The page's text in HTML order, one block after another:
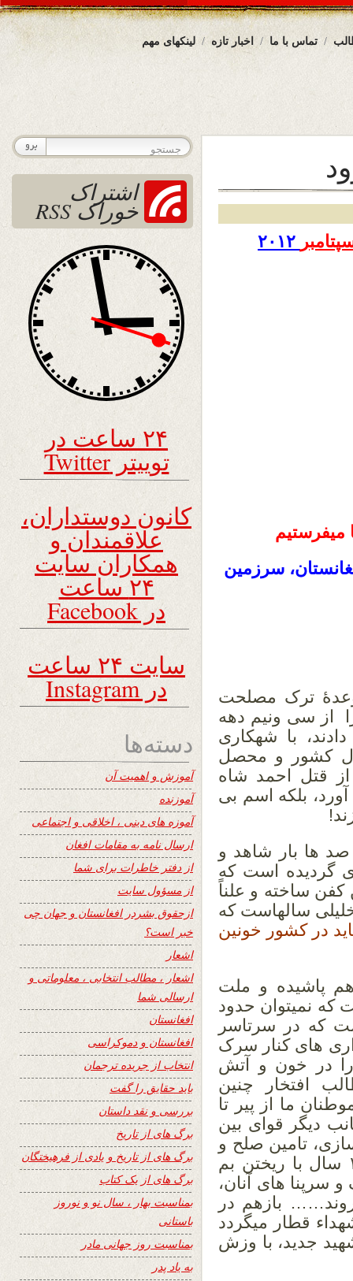
لینکهای مهم اخبار تازه تماس با ما
۲۰۱۲
سرزمین
ترک مصلحت
از سی ونیم دهه
با شهکاری
کشور و محصل
از قتل احمد شاه
بلکه اسم بی
ها بار شاهد و
گردیده است که
ساخته و علناً
سالهاست که
در کشور خونین
هم پاشیده و ملت
که نمیتوان حدود
که در سرتاسر
های کنار سرک
را در خون و آتش
افتخار چنین
ما از پیر تا
دیگر قوای بین
تامین صلح و
اعمار یک افغانستان مترقی«؟!» درین ۱۱ سال با ریختن بم
سرپنا های آنان،
بازهم در
قطار میگردد
جدید، با وزش
اشتراک
خوراک RSS
۲۴ ساعت در
توییتر Twitter
کانون دوستداران،
علاقمندان و
همکاران سایت
۲۴ ساعت
در Facebook
سایت ۲۴ ساعت
در Instagram
دسته‌ها
آموزش و اهمیت آن
آموزنده
آموزه های دینی ، اخلاقی و اجتماعی
ارسال نامه به مقامات افغان
از دفتر خاطرات برای شما
از مسؤول سایت
ازحقوق بشردر افغانستان و جهان چی
خبر است؟
اشعار
اشعار ، مطالب انتخابی ، معلوماتی و
ارسالی شما
افغانستان
افغانستان و دموکراسی
انتخاب از جریده ترجمان
باید حقایق را گفت
بررسی و نقد داستان
برگ های از تاریخ
برگ های از تاریخ و یادی از فرهیختگان
برگ های از یک کتاب
بمناسبت بهار ، سال نو و نوروز
باستانی
بمناسبت روز جهانی مادر
به یاد پدر